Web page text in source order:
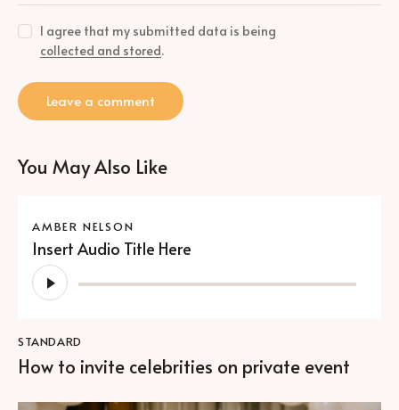
I agree that my submitted data is being
collected and stored.
You May Also Like
AMBER NELSON
Insert Audio Title Here
Ses
oynatıcı
STANDARD
How to invite celebrities on private event